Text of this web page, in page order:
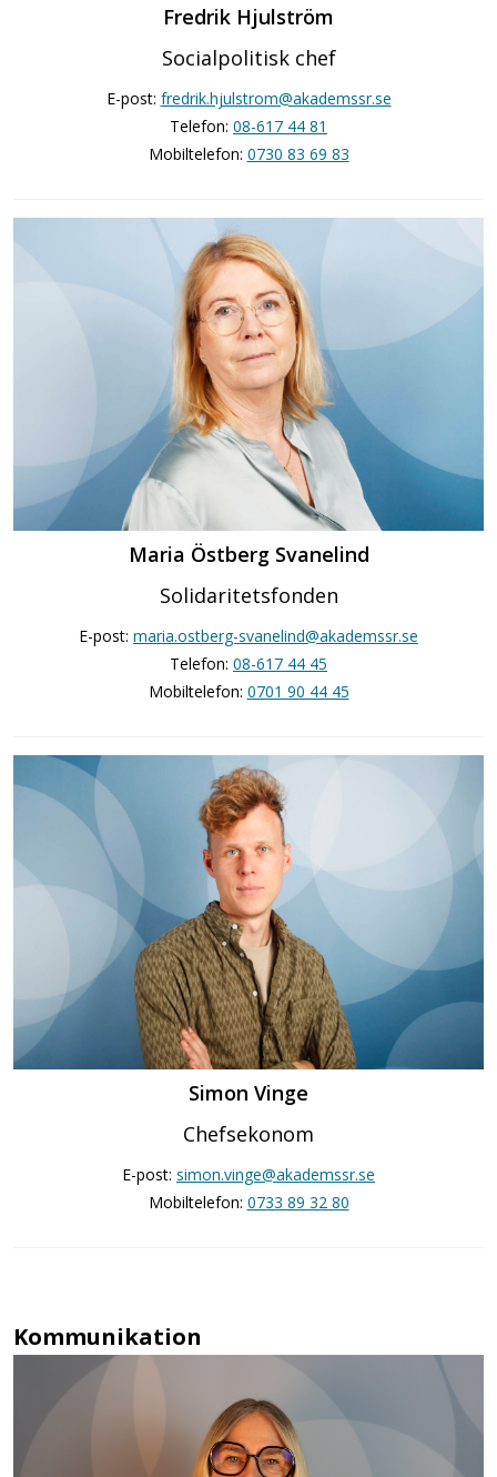
Fredrik Hjulström
Socialpolitisk chef
E-post: fredrik.hjulstrom@akademssr.se
Telefon: 08-617 44 81
Mobiltelefon: 0730 83 69 83
Maria Östberg Svanelind
Solidaritetsfonden
E-post: maria.ostberg-svanelind@akademssr.se
Telefon: 08-617 44 45
Mobiltelefon: 0701 90 44 45
Simon Vinge
Chefsekonom
E-post: simon.vinge@akademssr.se
Mobiltelefon: 0733 89 32 80
Kommunikation